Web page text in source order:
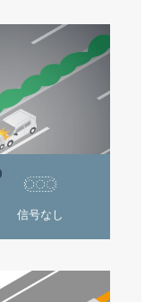
信号なし